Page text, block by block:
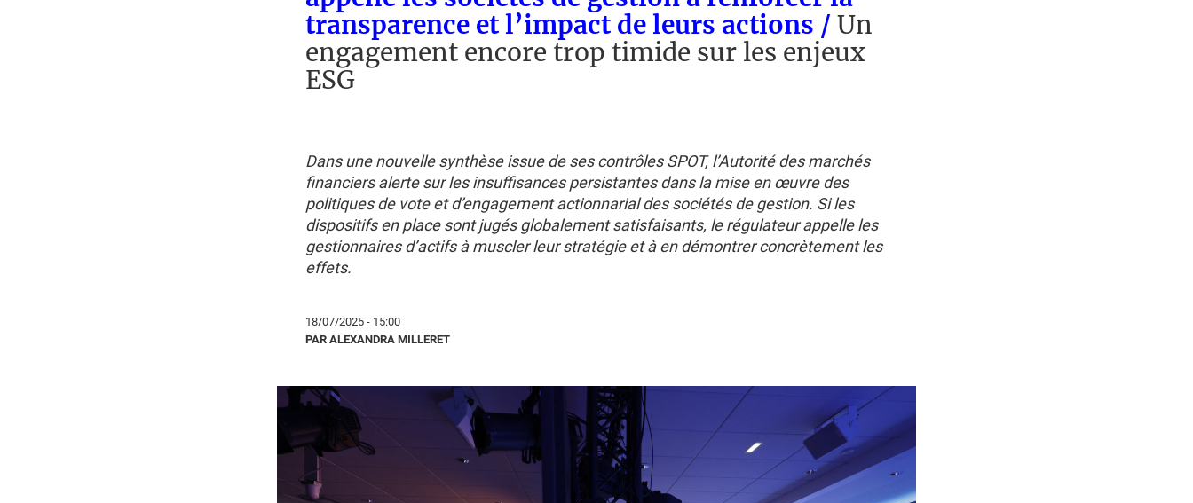
transparence et l’impact de leurs actions / Un
engagement encore trop timide sur les enjeux
ESG
Dans une nouvelle synthèse issue de ses contrôles SPOT, l’Autorité des marchés
financiers alerte sur les insuffisances persistantes dans la mise en œuvre des
politiques de vote et d’engagement actionnarial des sociétés de gestion. Si les
dispositifs en place sont jugés globalement satisfaisants, le régulateur appelle les
gestionnaires d’actifs à muscler leur stratégie et à en démontrer concrètement les
effets.
18/07/2025 - 15:00
PAR ALEXANDRA MILLERET